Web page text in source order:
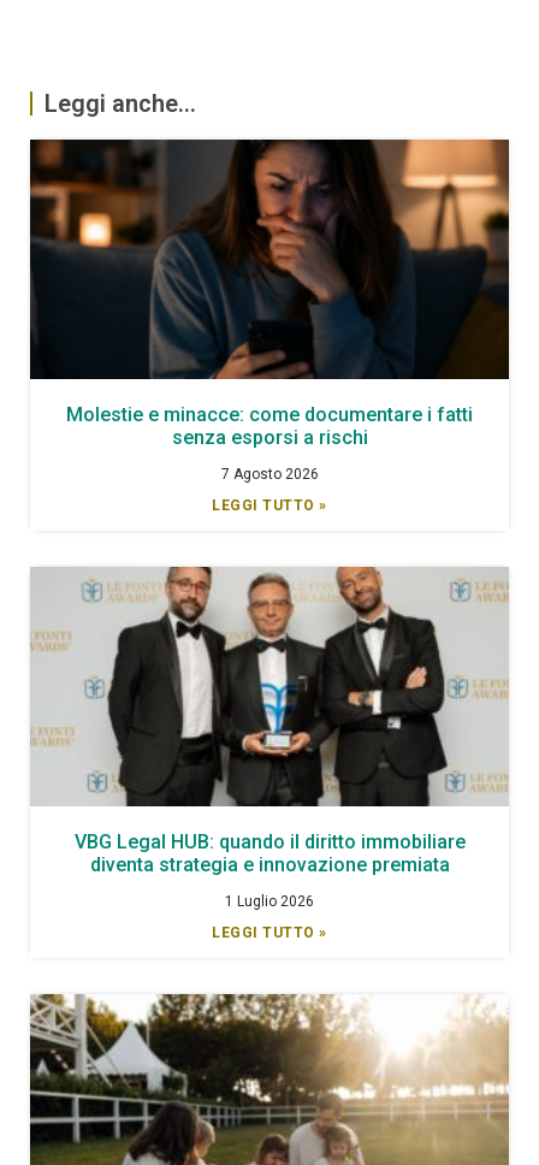
Leggi anche...
Molestie e minacce: come documentare i fatti
senza esporsi a rischi
7 Agosto 2026
LEGGI TUTTO »
VBG Legal HUB: quando il diritto immobiliare
diventa strategia e innovazione premiata
1 Luglio 2026
LEGGI TUTTO »